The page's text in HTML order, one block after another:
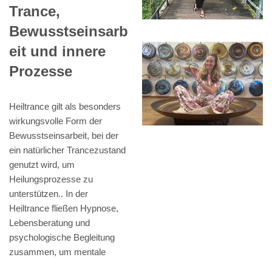
Trance,
Bewusstseinsarb
eit und innere
Prozesse
Heiltrance gilt als besonders
wirkungsvolle Form der
Bewusstseinsarbeit, bei der
ein natürlicher Trancezustand
genutzt wird, um
Heilungsprozesse zu
unterstützen.. In der
Heiltrance fließen Hypnose,
Lebensberatung und
psychologische Begleitung
zusammen, um mentale